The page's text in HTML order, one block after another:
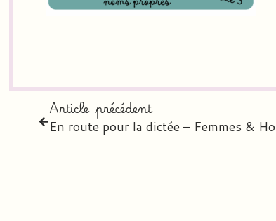
Article précédent